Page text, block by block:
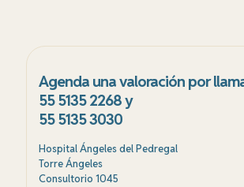
Agenda una valoración por
55 5135 2268 y
55 5135 3030
Hospital Ángeles del Pedregal
Torre Ángeles
Consultorio 1045